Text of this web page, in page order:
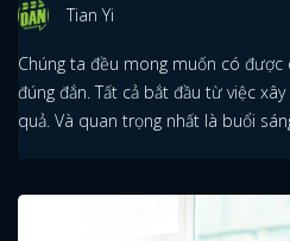
Tian Yi
Chúng ta đều mong muốn có
đúng đắn. Tất cả bắt đầu từ việc
quả. Và quan trọng nhất là buổi